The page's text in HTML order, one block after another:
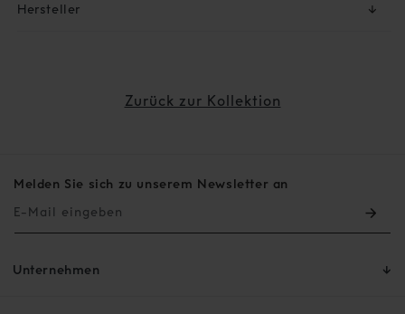
Hersteller ↓
Zurück zur Kollektion
Unternehmen
Melden Sie sich zu unserem Newsletter an
E-Mail eingeben